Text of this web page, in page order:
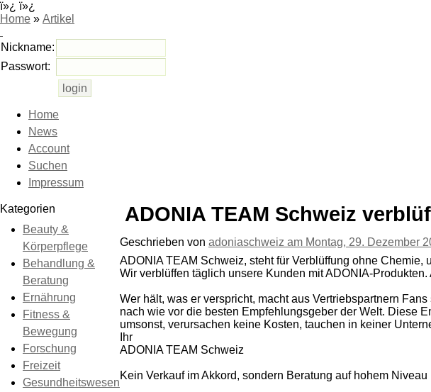
ï»¿ ï»¿
Home » Artikel
Nickname:
Passwort:
Home
News
Account
Suchen
Impressum
Kategorien
Beauty &
Körperpflege
Behandlung &
Beratung
Ernährung
Fitness &
Bewegung
Forschung
Freizeit
Gesundheitswesen
ADONIA TEAM Schweiz
Geschrieben von adoniaschweiz am Montag, 29. Dezember
ADONIA TEAM Schweiz, steht für Verblüffung ohne
Wir verblüffen täglich unsere Kunden mit ADONIA-
Wer hält, was er verspricht, macht aus Vertriebspartnern
nach wie vor die besten Empfehlungsgeber der Welt. Diese
umsonst, verursachen keine Kosten, tauchen in keiner
Ihr
ADONIA TEAM Schweiz
Kein Verkauf im Akkord, sondern Beratung auf hohem